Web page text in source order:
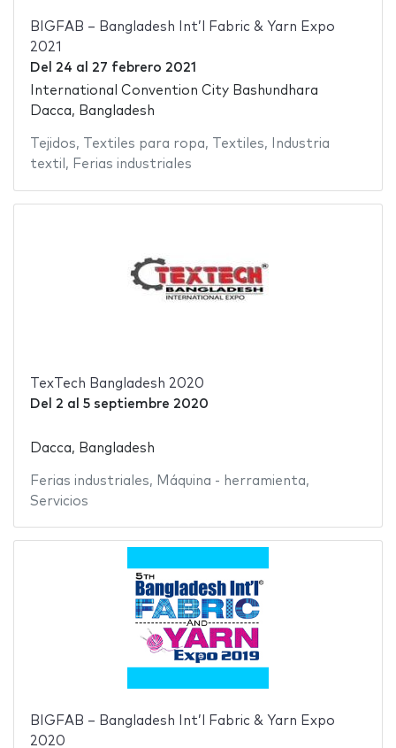
BIGFAB – Bangladesh Int’l Fabric & Yarn Expo
2021
Del 24 al 27 febrero 2021
International Convention City Bashundhara
Dacca, Bangladesh
Tejidos, Textiles para ropa, Textiles,
Industria
textil , Ferias industriales
TexTech Bangladesh 2020
Del 2 al 5 septiembre 2020
Dacca, Bangladesh
Ferias industriales, Máquina - herramienta,
Servicios
BIGFAB – Bangladesh Int’l Fabric & Yarn Expo
2020